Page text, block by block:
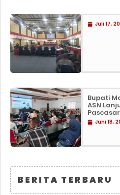
Juli 17,
Bupati
ASN
Juni 18,
BERITA TERBARU